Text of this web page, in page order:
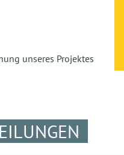
unseres Projektes